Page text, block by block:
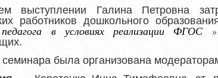
выступлении Галина Петровна
работников дошкольного
в условиях реализации ФГОС
»
семинара была организована